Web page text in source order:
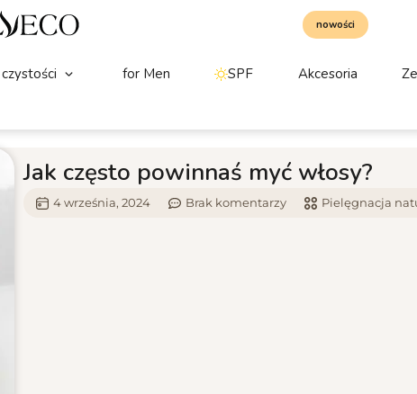
nowości
for Men SPF Akcesoria
Jak często powinnaś myć włosy?
4 września, 2024 Brak komentarzy Pielęgnacja